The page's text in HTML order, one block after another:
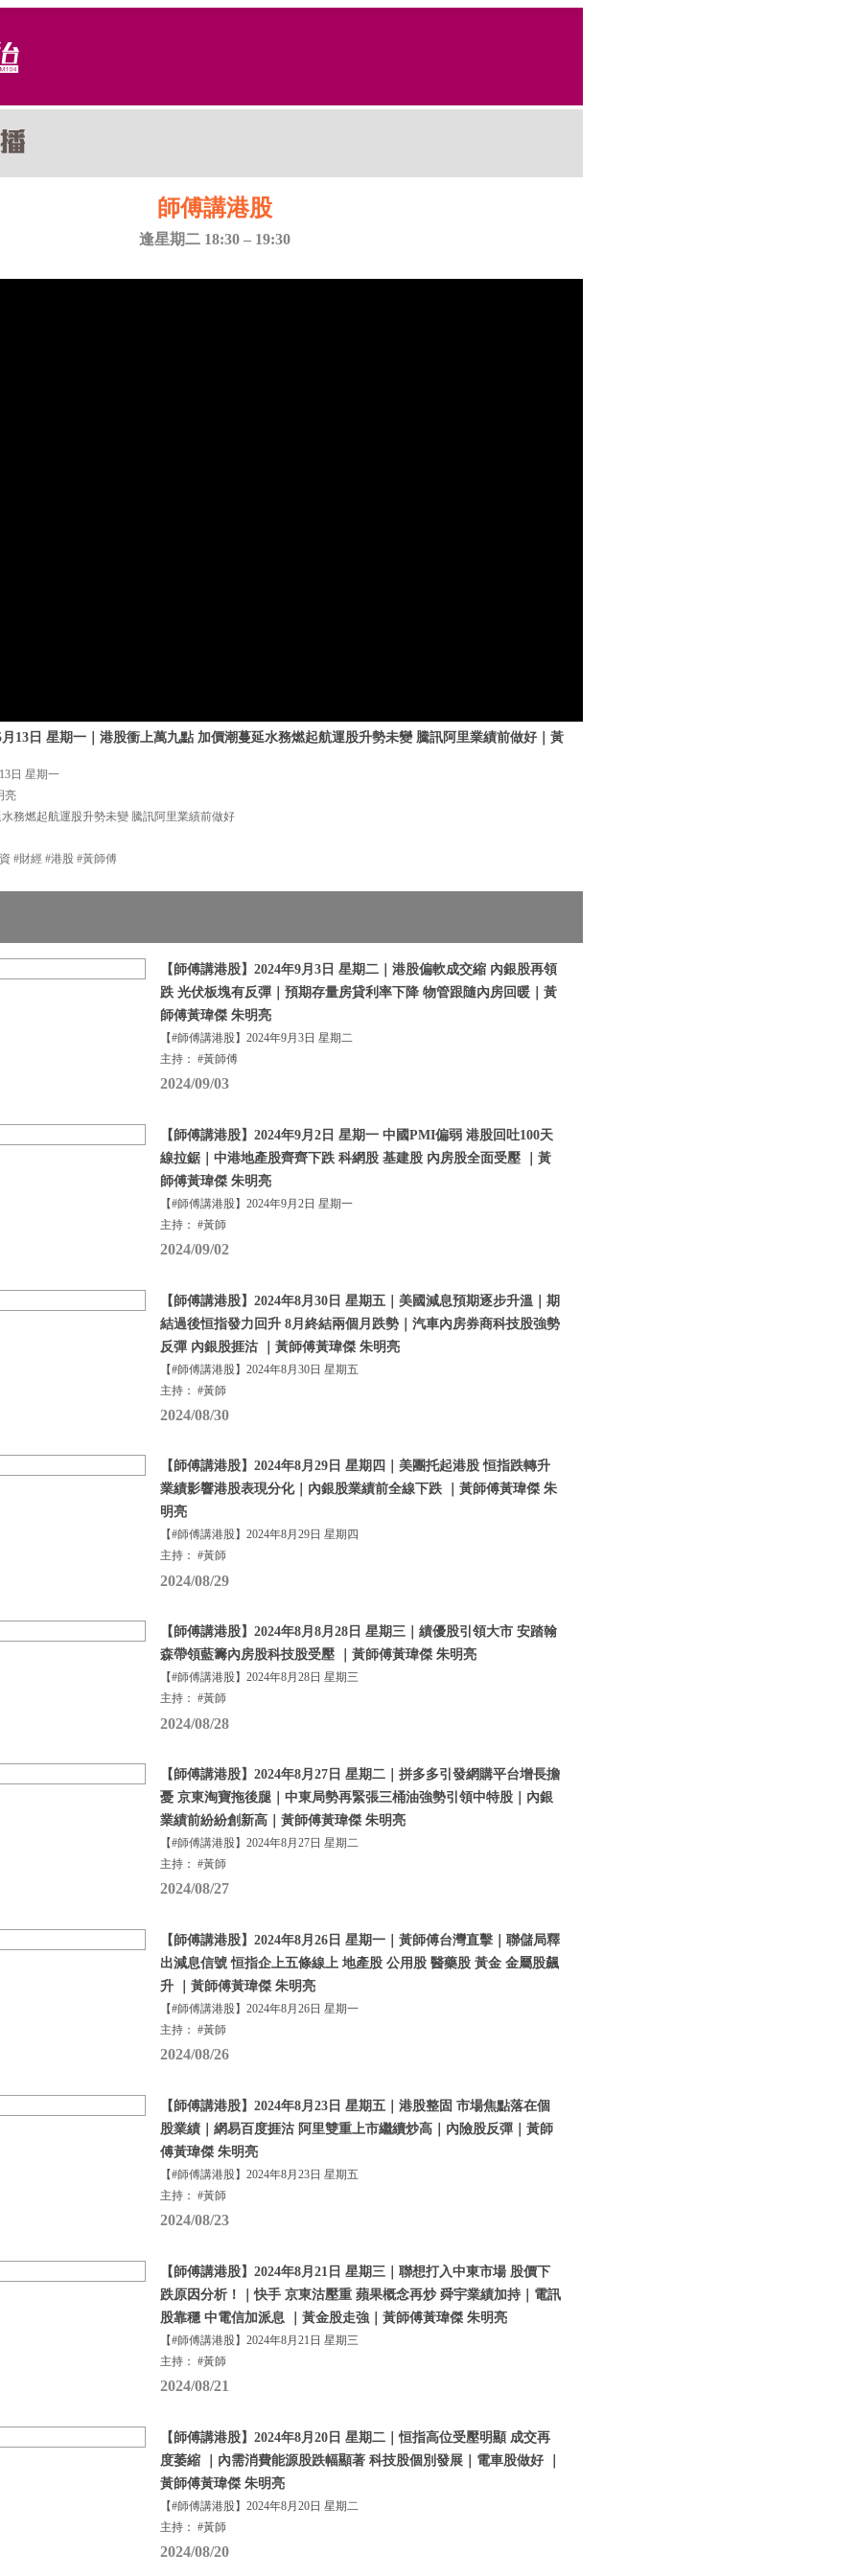
師傅講港股
逢星期二 18:30 – 19:30
13日 星期一｜港股衝上萬九點 加價潮蔓延水務燃起航運股升勢未變 騰訊阿里業績前做好｜黃
日 星期一
亮
務燃起航運股升勢未變 騰訊阿里業績前做好
#財經 #港股 #黃師傅
【師傅講港股】2024年9月3日 星期二｜港股偏軟成交縮 內銀股再領
跌 光伏板塊有反彈｜預期存量房貸利率下降 物管跟隨內房回暖｜黃
師傅黃瑋傑 朱明亮
【#師傅講港股】2024年9月3日 星期二
主持： #黃師傅
2024/09/03
【師傅講港股】2024年9月2日 星期一 中國PMI偏弱 港股回吐100天
線拉鋸｜中港地產股齊齊下跌 科網股 基建股 內房股全面受壓 ｜黃
師傅黃瑋傑 朱明亮
【#師傅講港股】2024年9月2日 星期一
主持： #黃師
2024/09/02
【師傅講港股】2024年8月30日 星期五｜美國減息預期逐步升溫｜期
結過後恒指發力回升 8月終結兩個月跌勢｜汽車內房券商科技股強勢
反彈 內銀股捱沽 ｜黃師傅黃瑋傑 朱明亮
【#師傅講港股】2024年8月30日 星期五
主持： #黃師
2024/08/30
【師傅講港股】2024年8月29日 星期四｜美團托起港股 恒指跌轉升
業績影響港股表現分化｜內銀股業績前全線下跌 ｜黃師傅黃瑋傑 朱
明亮
【#師傅講港股】2024年8月29日 星期四
主持： #黃師
2024/08/29
【師傅講港股】2024年8月8月28日 星期三｜績優股引領大市 安踏翰
森帶領藍籌內房股科技股受壓 ｜黃師傅黃瑋傑 朱明亮
【#師傅講港股】2024年8月28日 星期三
主持： #黃師
2024/08/28
【師傅講港股】2024年8月27日 星期二｜拼多多引發網購平台增長擔
憂 京東淘寶拖後腿｜中東局勢再緊張三桶油強勢引領中特股｜內銀
業績前紛紛創新高｜黃師傅黃瑋傑 朱明亮
【#師傅講港股】2024年8月27日 星期二
主持： #黃師
2024/08/27
【師傅講港股】2024年8月26日 星期一｜黃師傅台灣直擊｜聯儲局釋
出減息信號 恒指企上五條線上 地產股 公用股 醫藥股 黃金 金屬股飆
升 ｜黃師傅黃瑋傑 朱明亮
【#師傅講港股】2024年8月26日 星期一
主持： #黃師
2024/08/26
【師傅講港股】2024年8月23日 星期五｜港股整固 市場焦點落在個
股業績｜網易百度捱沽 阿里雙重上市繼續炒高｜內險股反彈｜黃師
傅黃瑋傑 朱明亮
【#師傅講港股】2024年8月23日 星期五
主持： #黃師
2024/08/23
【師傅講港股】2024年8月21日 星期三｜聯想打入中東市場 股價下
跌原因分析！｜快手 京東沽壓重 蘋果概念再炒 舜宇業績加持｜電訊
股靠穩 中電信加派息 ｜黃金股走強｜黃師傅黃瑋傑 朱明亮
【#師傅講港股】2024年8月21日 星期三
主持： #黃師
2024/08/21
【師傅講港股】2024年8月20日 星期二｜恒指高位受壓明顯 成交再
度萎縮 ｜內需消費能源股跌幅顯著 科技股個別發展｜電車股做好 ｜
黃師傅黃瑋傑 朱明亮
【#師傅講港股】2024年8月20日 星期二
主持： #黃師
2024/08/20